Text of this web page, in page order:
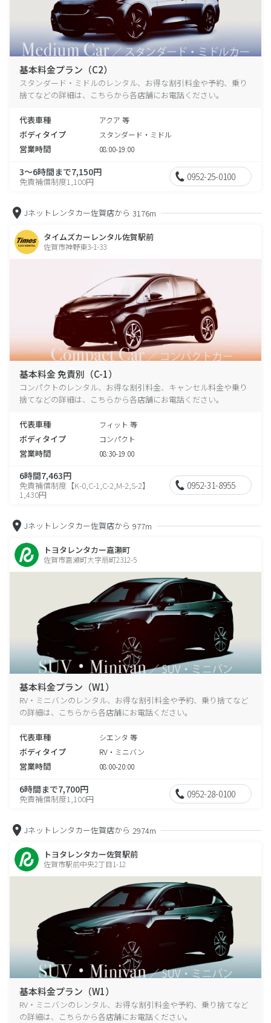
基本料金プラン（C2）
スタンダード・ミドルのレンタル、お得な割引料金や予約、乗り
捨てなどの詳細は、こちらから各店舗にお電話ください。
代表車種 アクア 等
ボディタイプ スタンダード・ミドル
営業時間 08:00-19:00
3～6時間まで7,150円
免責補償制度1,100円 0952-25-0100
Jネットレンタカー佐賀店から 3176m
タイムズカーレンタル佐賀駅前
佐賀市神野東3-1-33
基本料金 免責別（C-1）
コンパクトのレンタル、お得な割引料金、キャンセル料金や乗り
捨てなどの詳細は、こちらから各店舗にお電話ください。
代表車種 フィット 等
ボディタイプ コンパクト
営業時間 08:30-19:00
6時間7,463円
免責補償制度【K-0,C-1,C-2,M-2,S-2】
1,430円
0952-31-8955
Jネットレンタカー佐賀店から 977m
トヨタレンタカー嘉瀬町
佐賀市嘉瀬町大字扇町2312-5
基本料金プラン（W1）
RV・ミニバンのレンタル、お得な割引料金や予約、乗り捨てなど
の詳細は、こちらから各店舗にお電話ください。
代表車種 シエンタ 等
ボディタイプ RV・ミニバン
営業時間 08:00-20:00
6時間まで7,700円
免責補償制度1,100円 0952-28-0100
Jネットレンタカー佐賀店から 2974m
トヨタレンタカー佐賀駅前
佐賀市駅前中央2丁目1-12
基本料金プラン（W1）
RV・ミニバンのレンタル、お得な割引料金や予約、乗り捨てなど
の詳細は、こちらから各店舗にお電話ください。